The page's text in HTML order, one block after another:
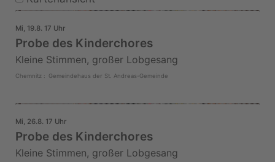
Mi, 19.8. 17 Uhr
Probe des Kinderchores
Kleine Stimmen, großer Lobgesang
Chemnitz : Gemeindehaus der St. Andreas-Gemeinde
Mi, 26.8. 17 Uhr
Probe des Kinderchores
Kleine Stimmen, großer Lobgesang